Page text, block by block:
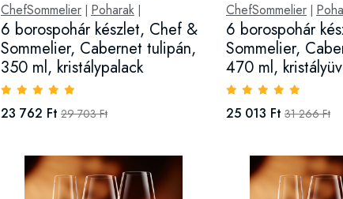
ChefSommelier Poharak
6 borospohár készlet, Chef &
Sommelier, Cabernet tulipán,
350 ml, kristálypalack
23 762 Ft 29 703 Ft
ChefSommelier|
6 borospohár
Sommelier,
470 ml,
25 013 Ft 31 266 Ft